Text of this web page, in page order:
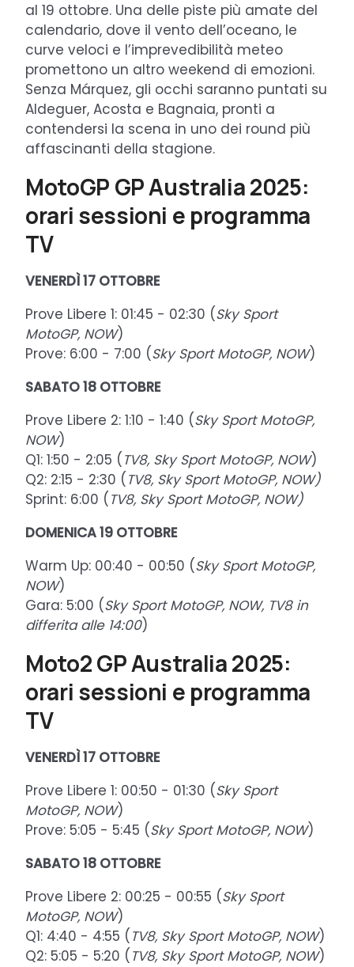
al 19 ottobre. Una delle piste più amate del
calendario, dove il vento dell’oceano, le
curve veloci e l’imprevedibilità meteo
promettono un altro weekend di emozioni.
Senza Márquez, gli occhi saranno puntati su
Aldeguer, Acosta e Bagnaia, pronti a
contendersi la scena in uno dei round più
affascinanti della stagione.
MotoGP GP Australia 2025:
orari sessioni e programma
TV
VENERDÌ 17 OTTOBRE
Prove Libere 1: 01:45 - 02:30 (Sky Sport
MotoGP, NOW)
Prove: 6:00 - 7:00 (Sky Sport MotoGP, NOW)
SABATO 18 OTTOBRE
Prove Libere 2: 1:10 - 1:40 (Sky Sport MotoGP,
NOW)
Q1: 1:50 - 2:05 ( TV8, Sky Sport MotoGP, NOW)
Q2: 2:15 - 2:30 ( TV8, Sky Sport MotoGP, NOW)
Sprint: 6:00 ( TV8, Sky Sport MotoGP, NOW)
DOMENICA19 OTTOBRE
Warm Up: 00:40 - 00:50 (Sky Sport MotoGP,
NOW)
Gara: 5:00 (Sky Sport MotoGP, NOW, TV8 in
differita alle 14:00)
Moto2 GP Australia 2025:
orari sessioni e programma
TV
VENERDÌ 17 OTTOBRE
Prove Libere 1: 00:50 - 01:30 (Sky Sport
MotoGP, NOW)
Prove: 5:05 - 5:45 (Sky Sport MotoGP, NOW)
SABATO18 OTTOBRE
Prove Libere 2: 00:25 - 00:55 (Sky Sport
MotoGP, NOW)
Q1: 4:40 - 4:55 ( TV8, Sky Sport MotoGP, NOW)
Q2: 5:05 - 5:20 ( TV8, Sky Sport MotoGP, NOW)